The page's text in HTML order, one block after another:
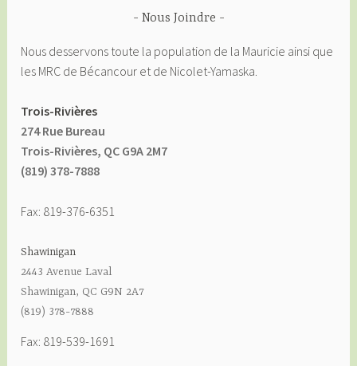
Nous Joindre
Nous desservons toute la population de la Mauricie ainsi que
les MRC de Bécancour et de Nicolet-Yamaska.
Trois-Rivières
274 Rue Bureau
Trois-Rivières, QC G9A 2M7
(819) 378-7888
Fax: 819-376-6351
Shawinigan
2443 Avenue Laval
Shawinigan, QC G9N 2A7
(819) 378-7888
Fax: 819-539-1691